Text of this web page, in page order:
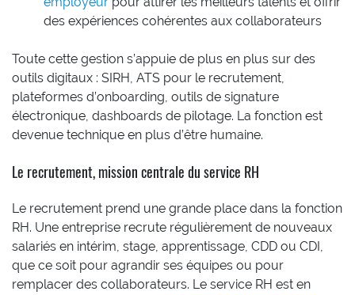
des expériences cohérentes aux collaborateurs
Toute cette gestion s’appuie de plus en plus sur des
outils digitaux : SIRH, ATS pour le recrutement,
plateformes d’onboarding, outils de signature
électronique, dashboards de pilotage. La fonction est
devenue technique en plus d’être humaine.
Le recrutement, mission centrale du service RH
Le recrutement prend une grande place dans la fonction
RH. Une entreprise recrute régulièrement de nouveaux
salariés en intérim, stage, apprentissage, CDD ou CDI,
que ce soit pour agrandir ses équipes ou pour
remplacer des collaborateurs. Le service RH est en